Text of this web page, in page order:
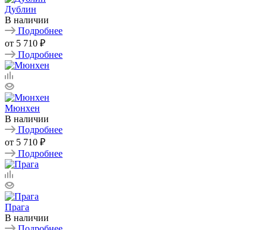
Дублин
В наличии
Подробнее
от 5 710 ₽
Подробнее
Мюнхен
В наличии
Подробнее
от 5 710 ₽
Подробнее
Прага
В наличии